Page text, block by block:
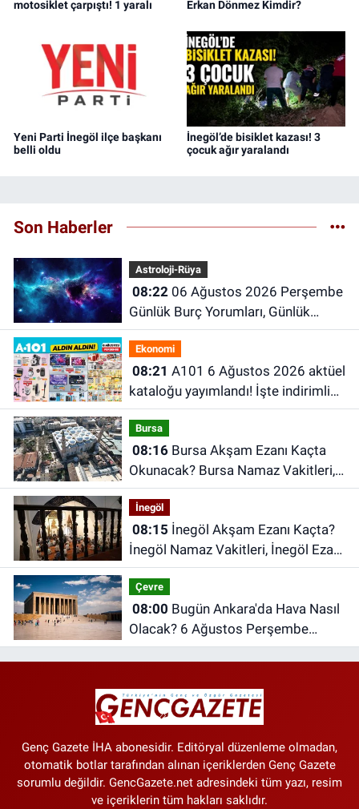
motosiklet çarpıştı! 1 yaralı
Erkan Dönmez Kimdir?
Yeni Parti İnegöl ilçe başkanı
belli oldu
İnegöl’de bisiklet kazası! 3
çocuk ağır yaralandı
Son Haberler
Astroloji-Rüya
08:2206 Ağustos 2026 Perşembe
Günlük Burç Yorumları, Günlük
Astroloji Rehberi
Ekonomi
08:21
kataloğu yayımlandı! İşte indirimli
ürünler ve fiyatları
Bursa
08:16Bursa Akşam Ezanı Kaçta
Okunacak? Bursa Namaz Vakitleri,
Bursa Ezan Saatleri | 06 Ağustos
2026 Perşembe
İnegöl
08:15
İnegöl Namaz Vakitleri, İnegöl Ezan
Saatleri | 06 Ağustos 2026
Perşembe
Çevre
08:00
Olacak? 6 Ağustos Perşembe
Ankara Hava Durumu
Genç Gazete İHA abonesidir. Editöryal düzenleme olmadan,
otomatik botlar tarafından alınan içeriklerden Genç Gazete
sorumlu değildir. GencGazete.net adresindeki tüm yazı, resim
ve içeriklerin tüm hakları saklıdır.